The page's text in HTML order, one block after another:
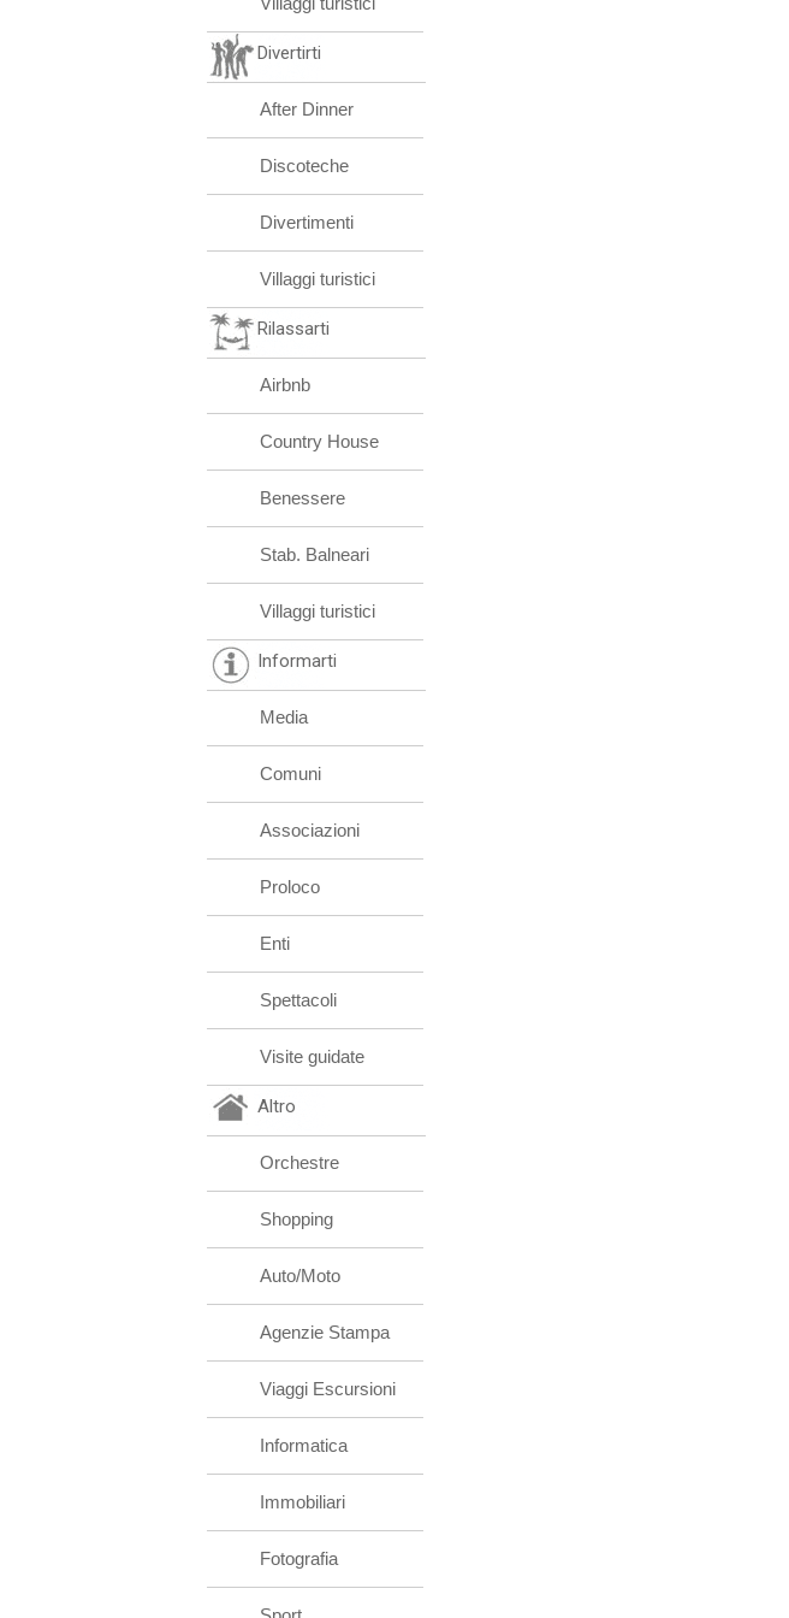
Divertirti
After Dinner
Discoteche
Divertimenti
Villaggi turistici
Rilassarti
Airbnb
Country House
Benessere
Stab. Balneari
Villaggi turistici
Informarti
Media
Comuni
Associazioni
Proloco
Enti
Spettacoli
Visite guidate
Altro
Orchestre
Shopping
Auto/Moto
Agenzie Stampa
Viaggi Escursioni
Informatica
Immobiliari
Fotografia